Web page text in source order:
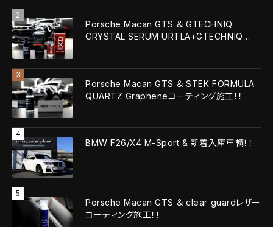
Porsche Macan GTS ＆ GTECHNIQ
CRYSTAL SERUM URTLA+GTECHNIQ
Porsche Macan GTS ＆ STEK FORMULA
QUARTZ Grapheneコーティング施工！！
BMW F26/X4 M-Sport & 新着入庫車輌！！
Porsche Macan GTS ＆ clear guardレザー
コーティング施工！！